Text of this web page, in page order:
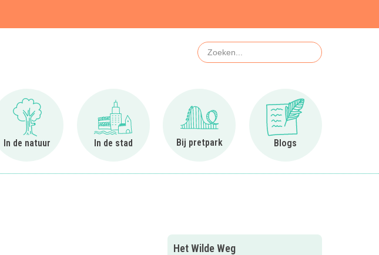
Zoeken
In de natuur
Ga naar In de natuur
In de stad
Ga naar In de stad
Bij pretpark
Ga naar Bij pretpark
Blogs
Ga naar Blogs
Het Wilde Weg